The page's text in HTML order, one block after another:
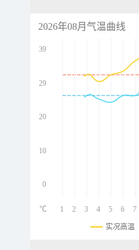
2026年08月气温曲线
39
29
20
10
0
1 2 3 4 5 6 7
℃
实况高温